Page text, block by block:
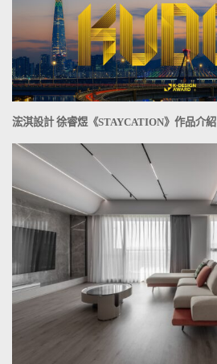
浤淇設計 徐睿煜《STAYCATION》作品介紹